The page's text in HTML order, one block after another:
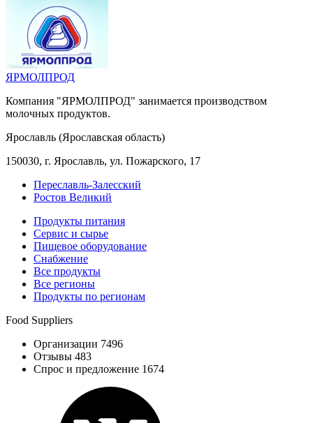
ЯРМОЛПРОД
Компания "ЯРМОЛПРОД" занимается производством
молочных продуктов.
Ярославль (Ярославская область)
150030, г. Ярославль, ул. Пожарского, 17
Переславль-Залесский
Ростов Великий
Продукты питания
Сервис и сырье
Пищевое оборудование
Снабжение
Все продукты
Все регионы
Продукты по регионам
Food Suppliers
Организации 7496
Отзывы 483
Спрос и предложение 1674